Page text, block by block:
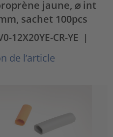
jaune, ⌀ int
sachet 100pcs
12X20YE-CR-YE |
de l’article